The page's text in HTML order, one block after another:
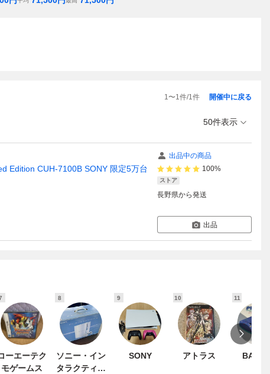
1〜1件/1件 開催中に戻る
50件表示
Edition CUH-7100B SONY 限定5万台
出品中の商品
100%
ストア
長野県から発送
出品
ーエーテク
モゲームス
8
ソニー・イン
タラクティブ
9
SONY
10
アトラス
11